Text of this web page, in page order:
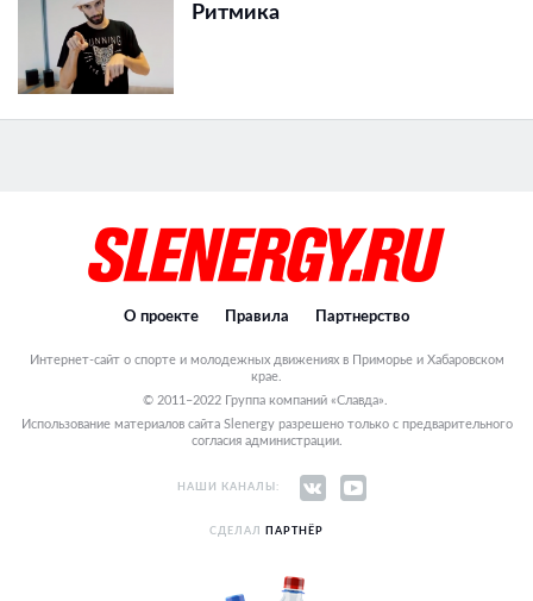
Ритмика
О проекте Правила Партнерство
Интернет-сайт о спорте и молодежных движениях в Приморье и Хабаровском
крае.
© 2011–2022 Группа компаний «Славда».
Использование материалов сайта Slenergy разрешено только с предварительного
согласия администрации.
НАШИ КАНАЛЫ:
СДЕЛАЛ ПАРТНЁР